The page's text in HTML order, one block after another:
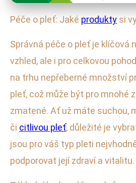
Jak Správně
31. 1. 2026 · 4 min čtení · Autor: Kristýna
Péče o pleť: Jaké produkty si
Správná péče o pleť je klíčová
vzhled, ale i pro celkovou
na trhu nepřeberné množství
pleť, což může být pro mnohé
zmatené. Ať už máte suchou,
či citlivou pleť, důležité je
jsou pro váš typ pleti
podporovat její zdraví a vitalitu.